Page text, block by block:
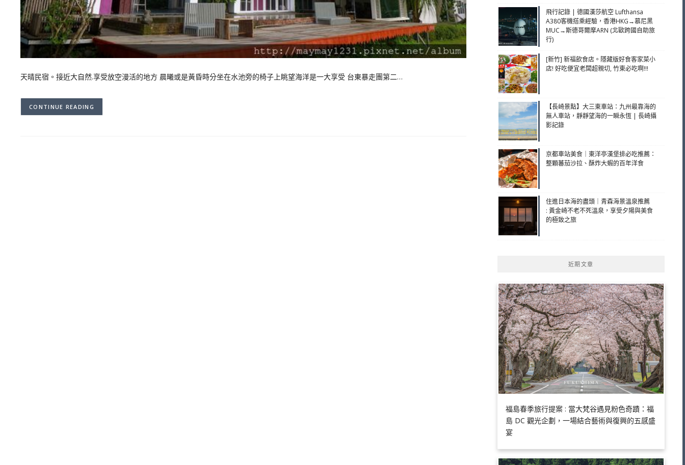
天晴民宿。接近大自然.享受放空漫活的地方 晨曦或是黃昏時分坐在水池旁的椅子上眺望海洋是一大享受 台東暴走團第二…
CONTINUE READING
飛行記錄 | 德國漢莎航空 Lufthansa
A380客機搭乘經驗，香港HKG→慕尼黑
MUC→斯德哥爾摩ARN (北歐跨國自助旅
行)
[新竹] 新福飲食店。隱藏版好食客家菜小
店! 好吃便宜老闆超親切, 竹東必吃啊!!!
【長崎景點】大三東車站：九州最靠海的
無人車站，靜靜望海的一瞬永恆 | 長崎攝
影記錄
京都車站美食｜東洋亭漢堡排必吃推薦：
整顆蕃茄沙拉、酥炸大蝦的百年洋食
住進日本海的盡頭｜青森海景溫泉推薦
: 黃金崎不老不死溫泉，享受夕陽與美食
的極致之旅
近期文章
福島春季旅行提案 : 當大梵谷遇見粉色奇蹟：福
島 DC 觀光企劃，一場結合藝術與復興的五感盛
宴